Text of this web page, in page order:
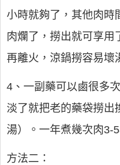
小時就夠了，其他肉時
肉爛了，撈出就可享用
再離火，涼鍋撈容易壞
4、一副藥可以鹵很多
淡了就把老的藥袋撈出
湯）。一年煮幾次肉3-
方法二：